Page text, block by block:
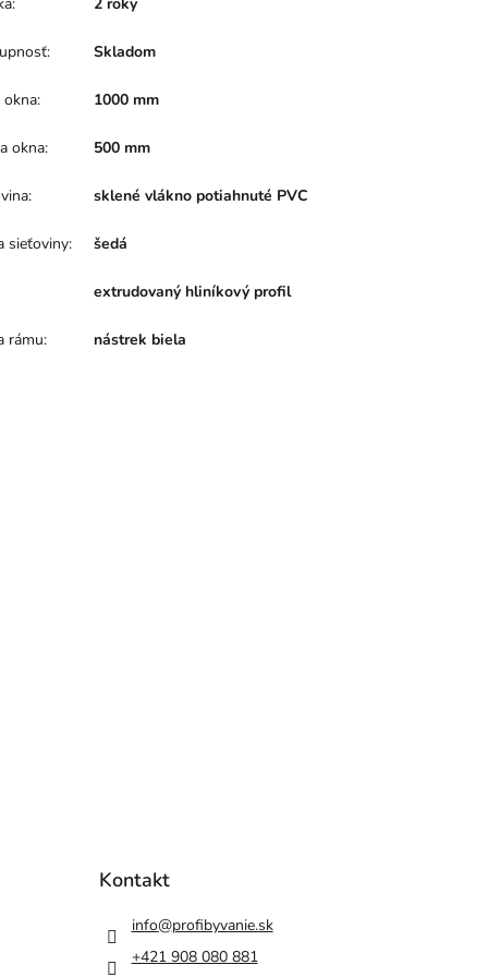
: Skladom
okna: 1000 mm
okna: 500 mm
: sklené vlákno potiahnuté PVC
sieťoviny: šedá
extrudovaný hliníkový profil
rámu: nástrek biela
Kontakt
info@profibyvanie.sk
+421 908 080 881